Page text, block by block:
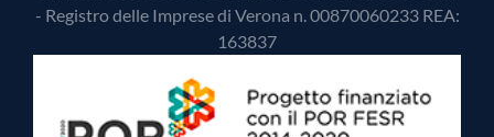
- Registro delle Imprese di Verona n. 00870060233 REA:
163837